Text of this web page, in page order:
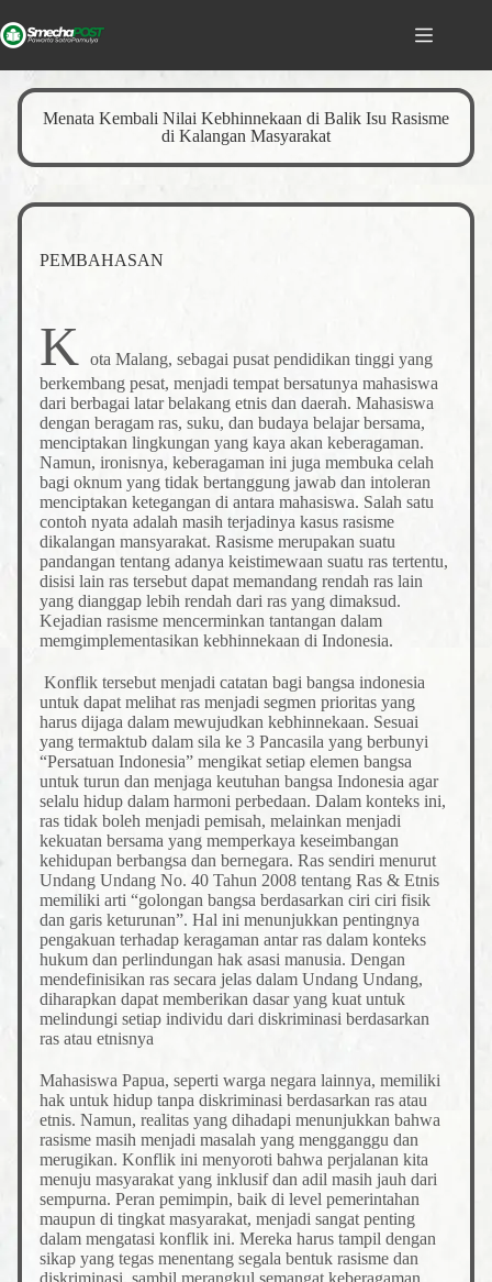
Menata Kembali Nilai Kebhinnekaan di Balik Isu Rasisme
di Kalangan Masyarakat
PEMBAHASAN
K ota Malang, sebagai pusat pendidikan tinggi yang
berkembang pesat, menjadi tempat bersatunya mahasiswa
dari berbagai latar belakang etnis dan daerah. Mahasiswa
dengan beragam ras, suku, dan budaya belajar bersama,
menciptakan lingkungan yang kaya akan keberagaman.
Namun, ironisnya, keberagaman ini juga membuka celah
bagi oknum yang tidak bertanggung jawab dan intoleran
menciptakan ketegangan di antara mahasiswa. Salah satu
contoh nyata adalah masih terjadinya kasus rasisme
dikalangan mansyarakat. Rasisme merupakan suatu
pandangan tentang adanya keistimewaan suatu ras tertentu,
disisi lain ras tersebut dapat memandang rendah ras lain
yang dianggap lebih rendah dari ras yang dimaksud.
Kejadian rasisme mencerminkan tantangan dalam
memgimplementasikan kebhinnekaan di Indonesia.
Konflik tersebut menjadi catatan bagi bangsa indonesia
untuk dapat melihat ras menjadi segmen prioritas yang
harus dijaga dalam mewujudkan kebhinnekaan. Sesuai
yang termaktub dalam sila ke 3 Pancasila yang berbunyi
“Persatuan Indonesia” mengikat setiap elemen bangsa
untuk turun dan menjaga keutuhan bangsa Indonesia agar
selalu hidup dalam harmoni perbedaan. Dalam konteks ini,
ras tidak boleh menjadi pemisah, melainkan menjadi
kekuatan bersama yang memperkaya keseimbangan
kehidupan berbangsa dan bernegara. Ras sendiri menurut
Undang Undang No. 40 Tahun 2008 tentang Ras & Etnis
memiliki arti “golongan bangsa berdasarkan ciri ciri fisik
dan garis keturunan”. Hal ini menunjukkan pentingnya
pengakuan terhadap keragaman antar ras dalam konteks
hukum dan perlindungan hak asasi manusia. Dengan
mendefinisikan ras secara jelas dalam Undang Undang,
diharapkan dapat memberikan dasar yang kuat untuk
melindungi setiap individu dari diskriminasi berdasarkan
ras atau etnisnya
Mahasiswa Papua, seperti warga negara lainnya, memiliki
hak untuk hidup tanpa diskriminasi berdasarkan ras atau
etnis. Namun, realitas yang dihadapi menunjukkan bahwa
rasisme masih menjadi masalah yang mengganggu dan
merugikan. Konflik ini menyoroti bahwa perjalanan kita
menuju masyarakat yang inklusif dan adil masih jauh dari
sempurna. Peran pemimpin, baik di level pemerintahan
maupun di tingkat masyarakat, menjadi sangat penting
dalam mengatasi konflik ini. Mereka harus tampil dengan
sikap yang tegas menentang segala bentuk rasisme dan
diskriminasi, sambil merangkul semangat keberagaman